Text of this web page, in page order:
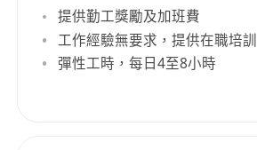
提供勤工獎勵及加班費
工作經驗無要求，提供在職培訓
彈性工時，每日4至8小時